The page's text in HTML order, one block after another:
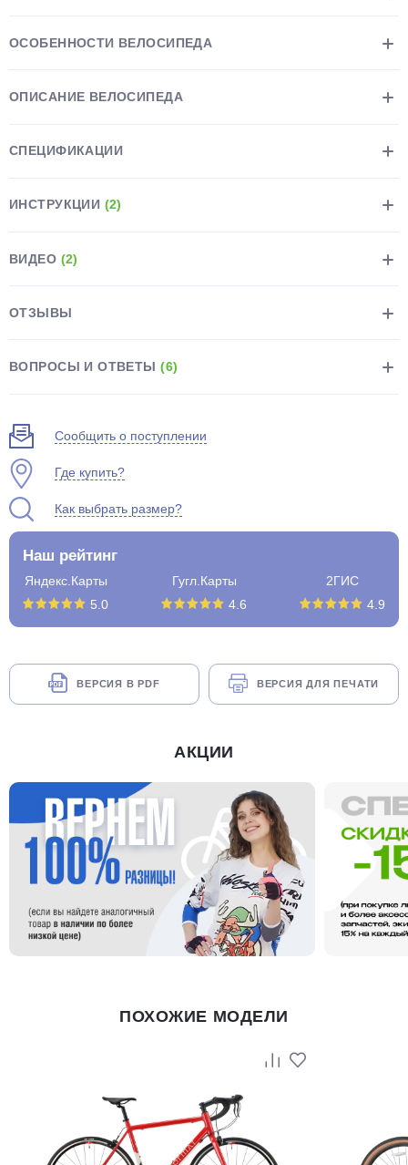
ОСОБЕННОСТИ ВЕЛОСИПЕДА
ОПИСАНИЕ ВЕЛОСИПЕДА
СПЕЦИФИКАЦИИ
ИНСТРУКЦИИ (2)
ВИДЕО (2)
ОТЗЫВЫ
ВОПРОСЫ И ОТВЕТЫ(6)
Сообщить о поступлении
Где купить?
Как выбрать размер?
Наш рейтинг
Яндекс.Карты
5.0
Гугл.Карты
4.6
2ГИС
4.9
ВЕРСИЯ В PDF ВЕРСИЯ ДЛЯ ПЕЧАТИ
АКЦИИ
ПОХОЖИЕ МОДЕЛИ